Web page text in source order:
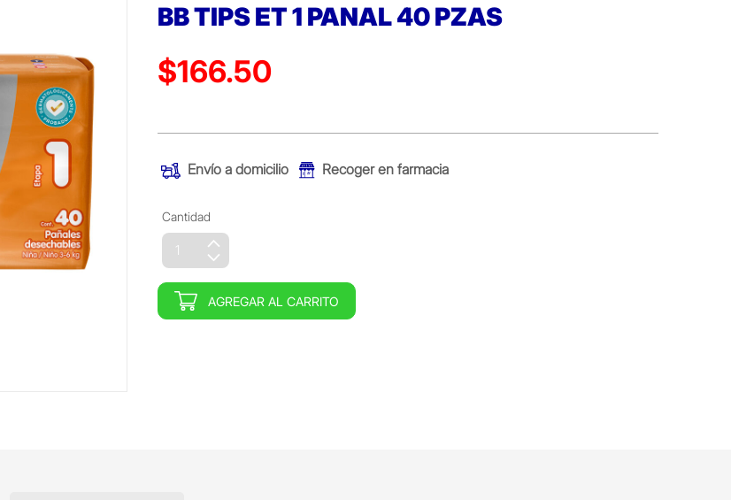
BB TIPS ET 1 PANAL 40 PZAS
Precio reducido de
$166.50
Envío a domicilio Recoger en farmacia
Cantidad
AGREGAR AL CARRITO